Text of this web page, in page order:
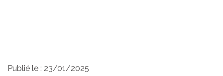
Publié le : 23/01/2025